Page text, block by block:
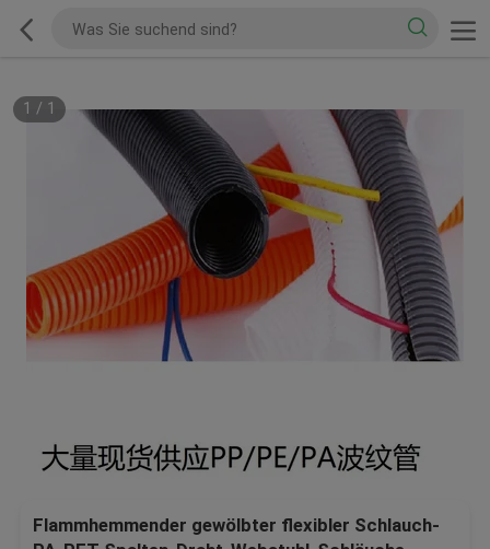
1 / 1
Flammhemmender gewölbter flexibler Schlauch-